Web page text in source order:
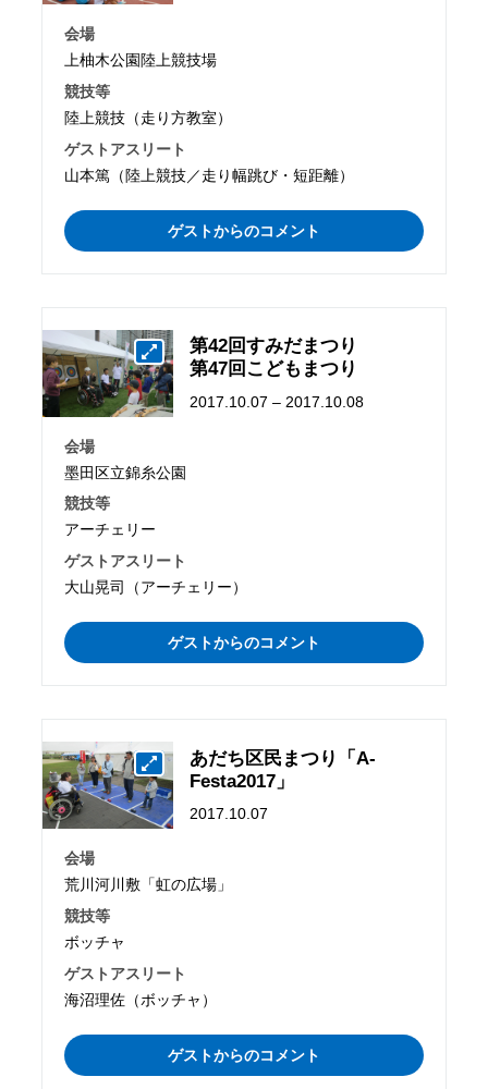
会場
上柚木公園陸上競技場
競技等
陸上競技（走り方教室）
ゲストアスリート
山本篤（陸上競技／走り幅跳び・短距離）
ゲストからのコメント
第42回すみだまつり
第47回こどもまつり
2017.10.07 – 2017.10.08
会場
墨田区立錦糸公園
競技等
アーチェリー
ゲストアスリート
大山晃司（アーチェリー）
ゲストからのコメント
あだち区民まつり「A-
Festa2017」
2017.10.07
会場
荒川河川敷「虹の広場」
競技等
ボッチャ
ゲストアスリート
海沼理佐（ボッチャ）
ゲストからのコメント